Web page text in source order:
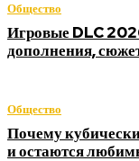
Общество
Игровые DLC
дополнения,
Общество
Почему
и остаются